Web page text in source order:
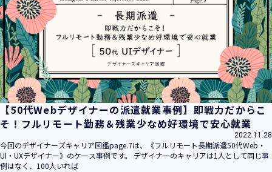
【50代Webデザイナーの派遣就業事例】即戦力だからこ
そ！フルリモート勤務＆残業少なめ好環境で安心就業
2022.11.28
今回のデザイナーズキャリア図鑑page.7は、《フルリモート長期派遣50代Web・
UI・UXデザイナー》のケース事例です。 デザイナーのキャリアは1人として同じ事
例はなく、100人いれば